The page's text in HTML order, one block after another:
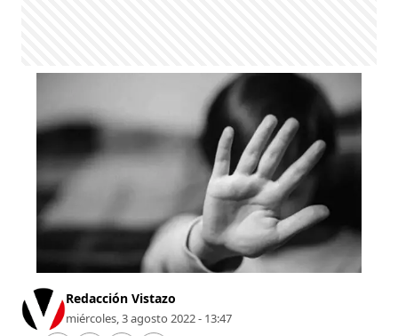
Redacción Vistazo
miércoles, 3 agosto 2022 - 13:47